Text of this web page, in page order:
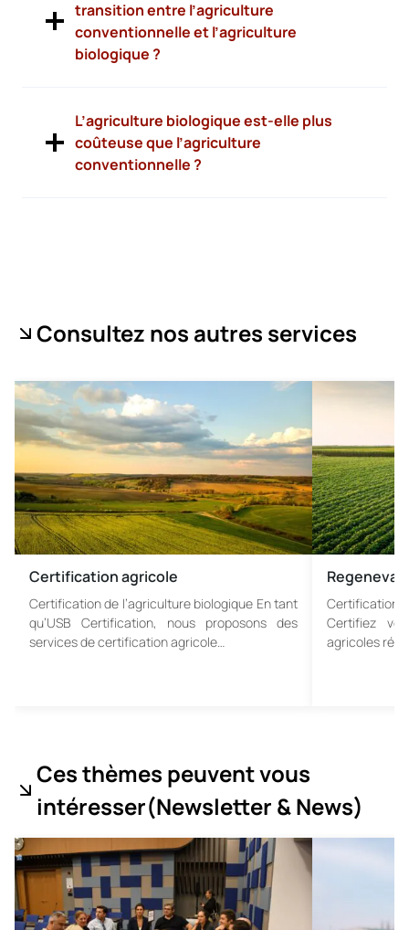
transition entre l’agriculture
conventionnelle et l’agriculture
biologique ?
L’agriculture biologique est-elle plus
coûteuse que l’agriculture
conventionnelle ?
Consultez nos autres services
Certification agricole
Certification de l’agriculture biologique En tant
qu’USB Certification, nous proposons des
services de certification agricole…
Certifiez
agricoles
Ces thèmes peuvent vous
intéresser(Newsletter & News)